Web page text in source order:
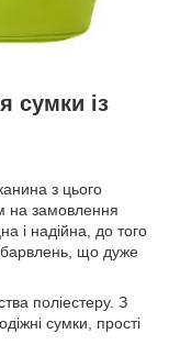
сумки із
з цього
на замовлення
і надійна, до того
що дуже
поліестеру. З
сумки, прості